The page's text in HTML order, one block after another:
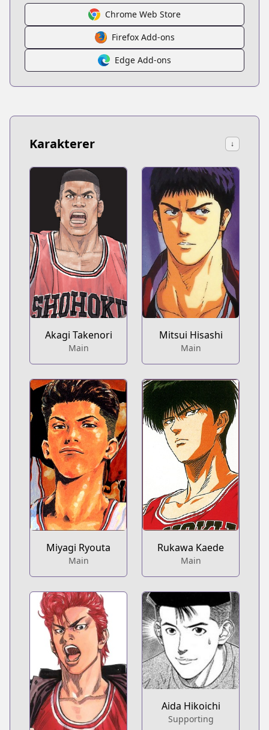
Chrome Web Store
Firefox Add-ons
Edge Add-ons
Karakterer ↓
Akagi Takenori
Main
Mitsui Hisashi
Main
Miyagi Ryouta
Main
Rukawa Kaede
Main
Aida Hikoichi
Supporting